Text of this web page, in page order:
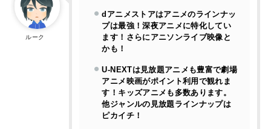
ルーク
dアニメストアはアニメのラインナッ
プは最強！深夜アニメに特化してい
ます！さらにアニソンライブ映像と
かも！
U-NEXTは見放題アニメも豊富で劇場
アニメ映画がポイント利用で観れま
す！キッズアニメも多数あります。
他ジャンルの見放題ラインナップは
ピカイチ！